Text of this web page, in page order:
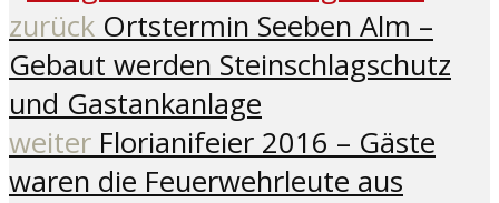
zurück Ortstermin Seeben Alm –
Gebaut werden Steinschlagschutz
und Gastankanlage
weiter Florianifeier 2016 – Gäste
waren die Feuerwehrleute aus